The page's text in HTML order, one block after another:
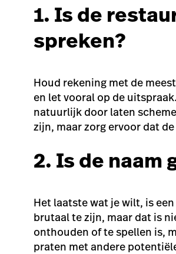
1. Is de
spreken?
Houd rekening met de
en let vooral op de
natuurlijk door laten
zijn, maar zorg ervoor dat
2. Is de
Het laatste wat je wilt, is
brutaal te zijn, maar dat is
onthouden of te spellen is,
praten met andere